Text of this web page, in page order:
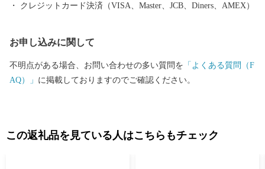
クレジットカード決済（VISA、Master、JCB、Diners、AMEX）
お申し込みに関して
不明点がある場合、お問い合わせの多い質問を 「よくある質問（F
AQ）」 に掲載しておりますのでご確認ください。
この返礼品を見ている人はこちらもチェック